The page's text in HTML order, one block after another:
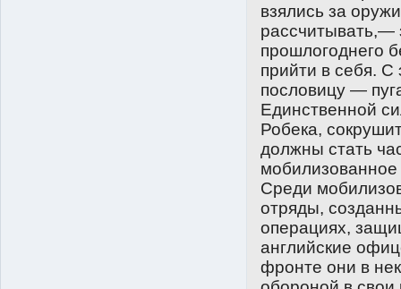
взялись за
рассчитывать,—
прошлогоднего
прийти в себя. С
пословицу —
Единственной
Робека,
должны стать
мобилизованное
Среди
отряды,
операциях,
английские
фронте они в